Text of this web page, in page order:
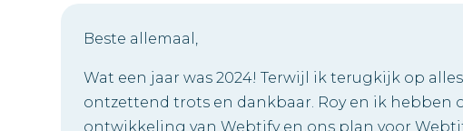
Beste allemaal,
Wat een jaar was 2024! Terwijl ik terugkijk op
ontzettend trots en dankbaar. Roy en ik hebben
ontwikkeling van Webtify en ons plan voor